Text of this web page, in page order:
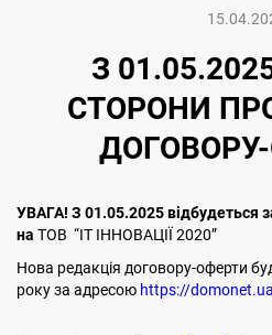
З
СТОРОНИ
УВАГА! З 01.05.2025 відбудеться
на ТОВ “ІТ ІННОВАЦІЇ 2020”
Нова редакція договору-оферти
року за адресою https://